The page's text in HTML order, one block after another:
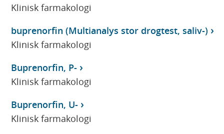
Klinisk farmakologi
buprenorfin (Multianalys stor drogtest, saliv-)
Klinisk farmakologi
Buprenorfin, P-
Klinisk farmakologi
Buprenorfin, U-
Klinisk farmakologi